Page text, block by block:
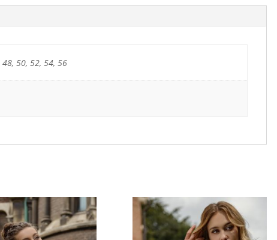
50, 52, 54, 56